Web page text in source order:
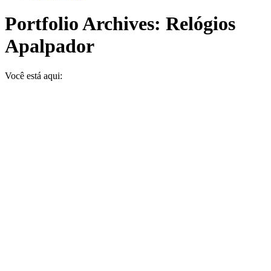
Portfolio Archives: Relógios
Apalpador
Você está aqui: